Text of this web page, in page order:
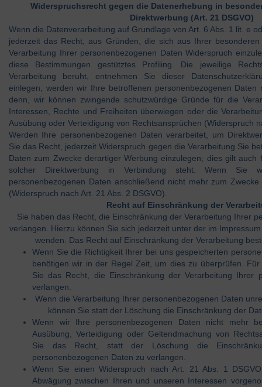
Widerspruchsrecht gegen die Datenerhebung in
Direktwerbung (Art. 21 DSGVO)
Wenn die Datenverarbeitung auf Grundlage von Art. 6 Abs. 1 lit. e
jederzeit das Recht, aus Gründen, die sich aus Ihrer
Verarbeitung Ihrer personenbezogenen Daten Widerspruch
diese Bestimmungen gestütztes Profiling. Die jeweilige
Verarbeitung beruht, entnehmen Sie dieser
einlegen, werden wir Ihre betroffenen personenbezogenen
denn, wir können zwingende schutzwürdige Gründe für die
Interessen, Rechte und Freiheiten überwiegen oder die
Ausübung oder Verteidigung von Rechtsansprüchen (Widerspruch
Werden Ihre personenbezogenen Daten verarbeitet, um
Sie das Recht, jederzeit Widerspruch gegen die Verarbeitung Sie
Daten zum Zwecke derartiger Werbung einzulegen; dies gilt
solcher Direktwerbung in Verbindung steht. Wenn Sie
personenbezogenen Daten anschließend nicht mehr zum
(Widerspruch nach Art. 21 Abs. 2 DSGVO).
Recht auf Einschränkung der
Sie haben das Recht, die Einschränkung der Verarbeitung Ihrer
verlangen. Hierzu können Sie sich jederzeit unter der im
wenden. Das Recht auf Einschränkung der Verarbeitung
Wenn Sie die Richtigkeit Ihrer bei uns gespeicherten
benötigen wir in der Regel Zeit, um dies zu überprüfen.
Sie das Recht, die Einschränkung der Verarbeitung Ihrer
verlangen.
Wenn die Verarbeitung Ihrer personenbezogenen Daten
können Sie statt der Löschung die Einschränkung der
Wenn wir Ihre personenbezogenen Daten nicht mehr
Ausübung, Verteidigung oder Geltendmachung von
Sie das Recht, statt der Löschung die
personenbezogenen Daten zu verlangen.
Wenn Sie einen Widerspruch nach Art. 21 Abs. 1
Abwägung zwischen Ihren und unseren Interessen